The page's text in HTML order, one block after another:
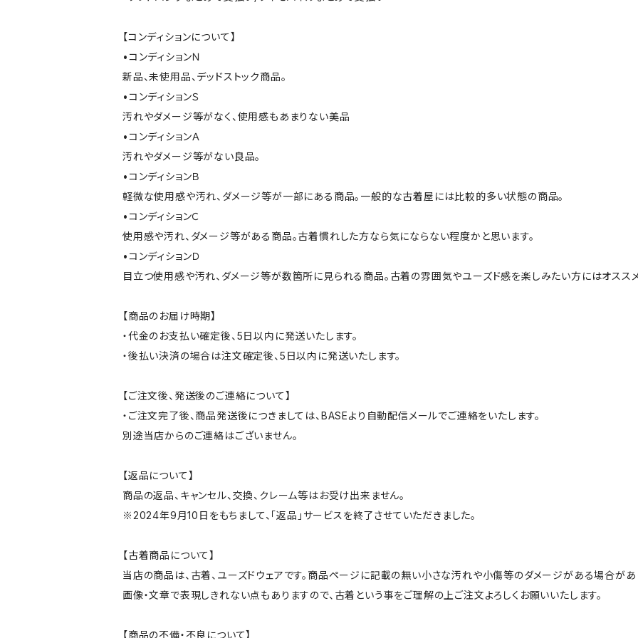
【コンディションについて】
•コンディションＮ
新品、未使用品、デッドストック商品。
•コンディションＳ
汚れやダメージ等がなく、使用感もあまりない美品
•コンディションＡ
汚れやダメージ等がない良品。
•コンディションＢ
軽微な使用感や汚れ、ダメージ等が一部にある商品。一般的な古着屋には比較的多い状態の商品。
•コンディションＣ
使用感や汚れ、ダメージ等がある商品。古着慣れした方なら気にならない程度かと思います。
•コンディションＤ
目立つ使用感や汚れ、ダメージ等が数箇所に見られる商品。古着の雰囲気やユーズド感を楽しみたい方にはオスス
【商品のお届け時期】
・代金のお支払い確定後、5日以内に発送いたします。
・後払い決済の場合は注文確定後、5日以内に発送いたします。
【ご注文後、発送後のご連絡について】
・ご注文完了後、商品発送後につきましては、BASEより自動配信メールでご連絡をいたします。
別途当店からのご連絡はございません。
【返品について】
商品の返品、キャンセル、交換、クレーム等はお受け出来ません。
※2024年9月10日をもちまして、「返品」サービスを終了させていただきました。
【古着商品について】
当店の商品は、古着、ユーズドウェアです。商品ページに記載の無い小さな汚れや小傷等のダメージがある場合があ
画像・文章で表現しきれない点もありますので、古着という事をご理解の上ご注文よろしくお願いいたします。
【商品の不備・不良について】